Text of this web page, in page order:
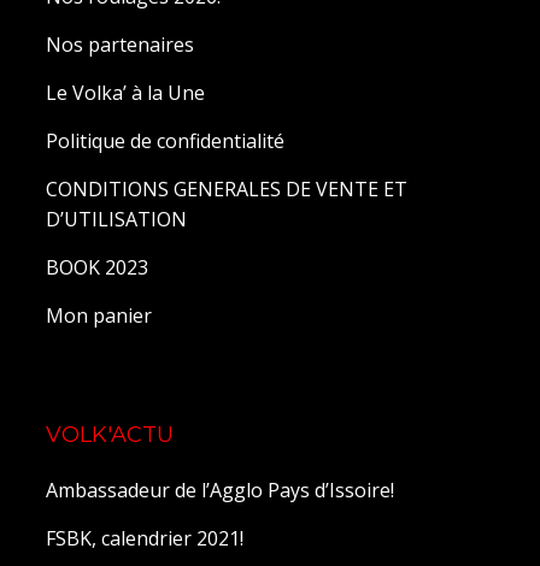
Nos partenaires
Le Volka’ à la Une
Politique de confidentialité
CONDITIONS GENERALES DE VENTE ET
D’UTILISATION
BOOK 2023
Mon panier
VOLK'ACTU
Ambassadeur de l’Agglo Pays d’Issoire!
FSBK, calendrier 2021!